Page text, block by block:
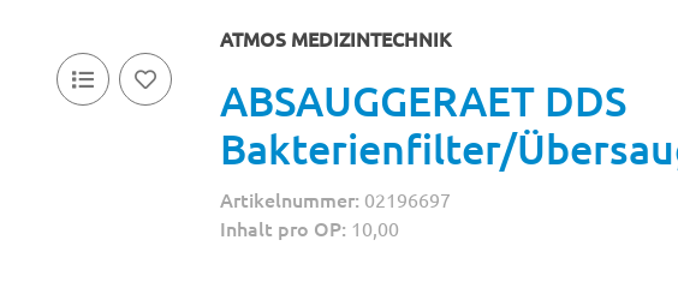
ATMOS MEDIZINTECHNIK
ABSAUGGERAET DDS
Bakterienfilter/
Artikelnummer: 02196697
Inhalt pro OP: 10,00